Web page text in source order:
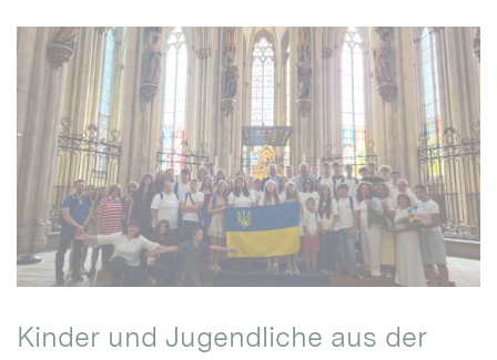
Kinder und Jugendliche aus der